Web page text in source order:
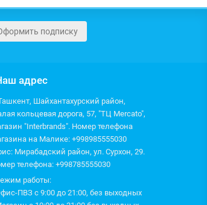
подписку
адрес
Шайхантахурский район,
кольцевая дорога, 57, "ТЦ Mercato",
"Interbrands". Номер телефона
на Малике: +998985555030
Мирабадский район, ул. Сурхон, 29.
телефона: +998785555030
работы:
ПВЗ с 9:00 до 21:00, без выходных